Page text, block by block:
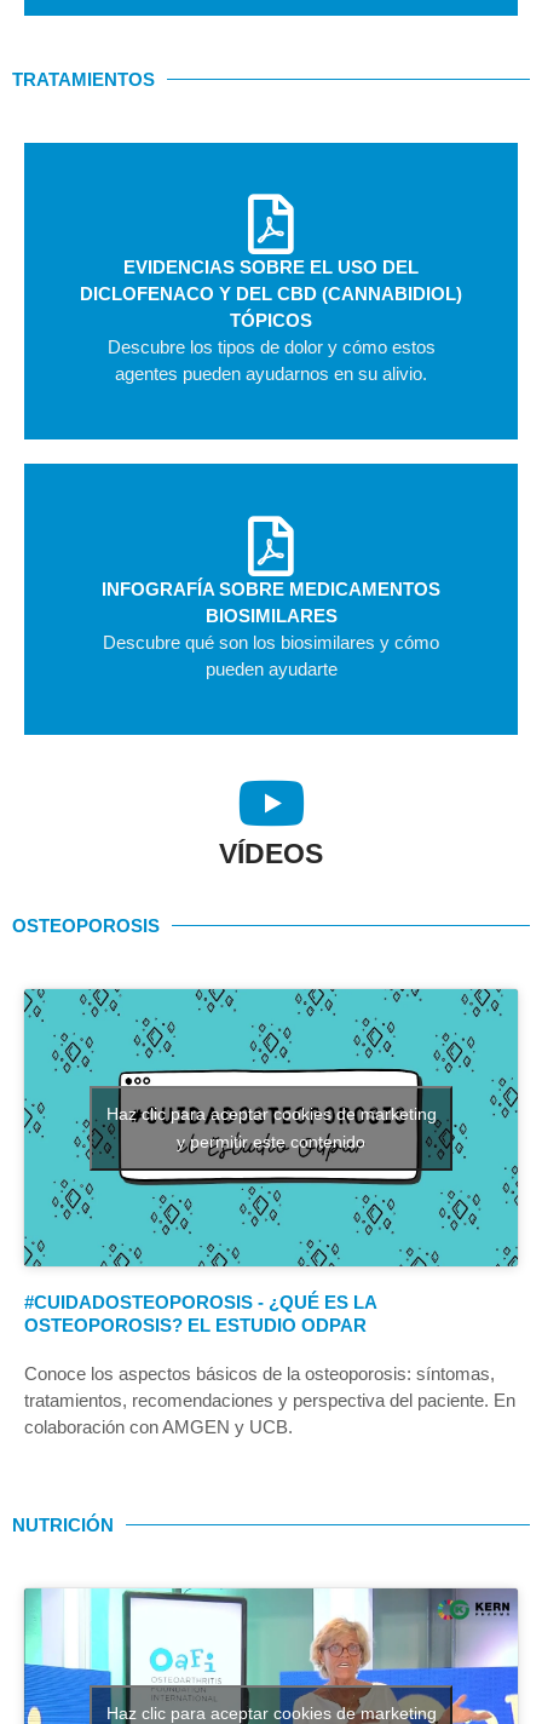
TRATAMIENTOS
EVIDENCIAS SOBRE EL USO DEL
DICLOFENACO Y DEL CBD (CANNABIDIOL)
TÓPICOS
Descubre los tipos de dolor y cómo estos
agentes pueden ayudarnos en su alivio.
INFOGRAFÍA SOBRE MEDICAMENTOS
BIOSIMILARES
Descubre qué son los biosimilares y cómo
pueden ayudarte
VÍDEOS
OSTEOPOROSIS
Haz clic para aceptar cookies de marketing
y permitir este contenido
#CUIDADOSTEOPOROSIS - ¿QUÉ ES LA
OSTEOPOROSIS? EL ESTUDIO ODPAR
Conoce los aspectos básicos de la osteoporosis: síntomas,
tratamientos, recomendaciones y perspectiva del paciente. En
colaboración con AMGEN y UCB.
NUTRICIÓN
Haz clic para aceptar cookies de marketing